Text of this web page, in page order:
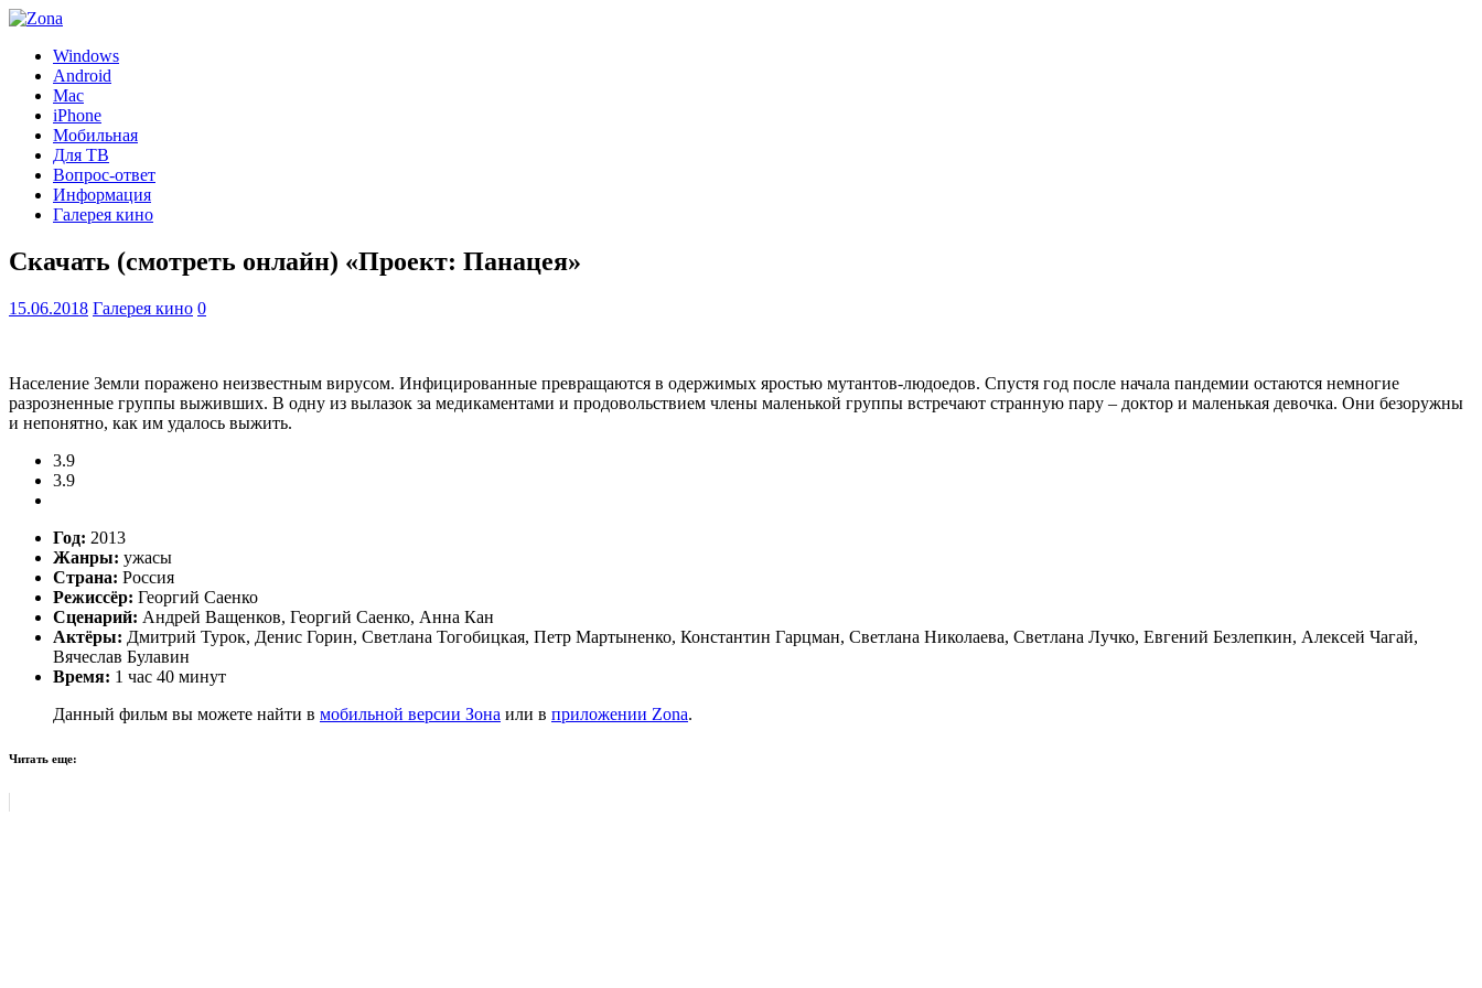
Windows
Android
Mac
iPhone
Мобильная
Для ТВ
Вопрос-ответ
Информация
Галерея кино
Скачать (смотреть онлайн) «Проект: Панацея»
15.06.2018 Галерея кино 0
Население Земли поражено неизвестным вирусом. Инфицированные превращаются в одержимых яростью мутантов-людоедов. Спустя год после начала пандемии остаются немногие
разрозненные группы выживших. В одну из вылазок за медикаментами и продовольствием члены маленькой группы встречают странную пару – доктор и маленькая девочка. Они безоружны
и непонятно, как им удалось выжить.
3.9
3.9
Год: 2013
Жанры: ужасы
Страна: Россия
Режиссёр: Георгий Саенко
Сценарий: Андрей Ващенков, Георгий Саенко, Анна Кан
Актёры: Дмитрий Турок, Денис Горин, Светлана Тогобицкая, Петр Мартыненко, Константин Гарцман, Светлана Николаева, Светлана Лучко, Евгений Безлепкин, Алексей Чагай,
Вячеслав Булавин
Время: 1 час 40 минут
Данный фильм вы можете найти в мобильной версии Зона или в приложении Zona.
Читать еще: